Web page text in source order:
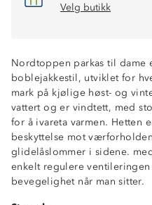
Velg butikk
Nordtoppen parkas til dame
boblejakkestil, utviklet for
mark på kjølige høst- og
vattert og er vindtett, med
for å ivareta varmen. Hetten
beskyttelse mot
glidelåslommer i sidene.
enkelt regulere
bevegelighet når man sitter.
God isolasjonsevne
Vindtett